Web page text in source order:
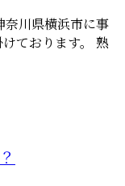
奈川県横浜市に事
ております。 熟